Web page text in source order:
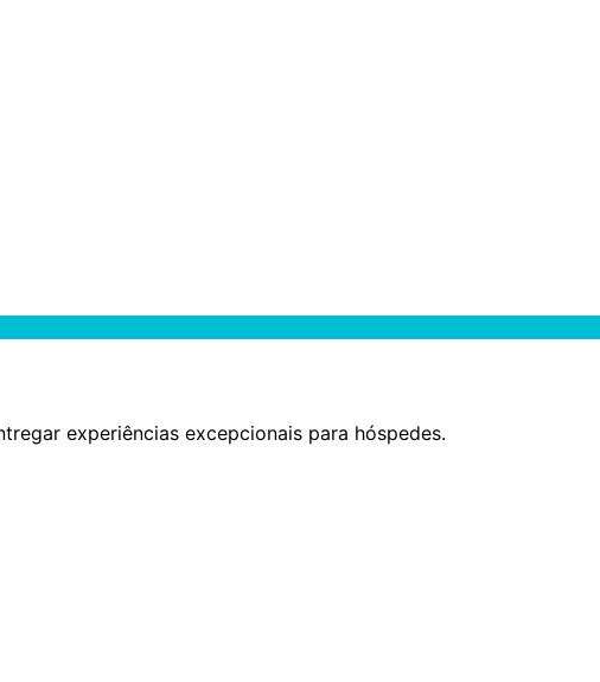
experiências excepcionais para hóspedes.